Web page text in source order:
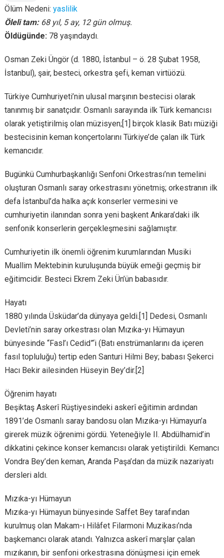
Ölüm Nedeni: yaslilik
Öleli tam: 68 yıl, 5 ay, 12 gün olmuş.
Öldügünde: 78 yaşındaydı.
Osman Zeki Üngör (d. 1880, İstanbul – ö. 28 Şubat 1958,
İstanbul), şair, besteci, orkestra şefi, keman virtüözü.
Türkiye Cumhuriyeti’nin ulusal marşının bestecisi olarak
tanınmış bir sanatçıdır. Osmanlı sarayında ilk Türk kemancısı
olarak yetiştirilmiş olan müzisyen;[1] birçok klasik Batı müziği
bestecisinin keman konçertolarını Türkiye’de çalan ilk Türk
kemancıdır.
Bugünkü Cumhurbaşkanlığı Senfoni Orkestrası’nın temelini
oluşturan Osmanlı saray orkestrasını yönetmiş; orkestranın ilk
defa İstanbul’da halka açık konserler vermesini ve
cumhuriyetin ilanından sonra yeni başkent Ankara’daki ilk
senfonik konserlerin gerçekleşmesini sağlamıştır.
Cumhuriyetin ilk önemli öğrenim kurumlarından Musiki
Muallim Mektebinin kuruluşunda büyük emeği geçmiş bir
eğitimcidir. Besteci Ekrem Zeki Ün’ün babasıdır.
Hayatı
1880 yılında Üsküdar’da dünyaya geldi.[1] Dedesi, Osmanlı
Devleti’nin saray orkestrası olan Mızıka-yı Hümayun
bünyesinde “Fasl’ı Cedid”‘i (Batı enstrümanlarını da içeren
fasıl topluluğu) tertip eden Santuri Hilmi Bey; babası Şekerci
Hacı Bekir ailesinden Hüseyin Bey’dir.[2]
Öğrenim hayatı
Beşiktaş Askerî Rüştiyesindeki askerî eğitimin ardından
1891’de Osmanlı saray bandosu olan Mızıka-yı Hümayun’a
girerek müzik öğrenimi gördü. Yeteneğiyle II. Abdülhamid’in
dikkatini çekince konser kemancısı olarak yetiştirildi. Kemancı
Vondra Bey’den keman, Aranda Paşa’dan da müzik nazariyatı
dersleri aldı.
Mızıka-yı Hümayun
Mızıka-yı Hümayun bünyesinde Saffet Bey tarafından
kurulmuş olan Makam-ı Hilâfet Filarmoni Muzikası’nda
başkemancı olarak atandı. Yalnızca askerî marşlar çalan
mızıkanın, bir senfoni orkestrasına dönüşmesi için emek